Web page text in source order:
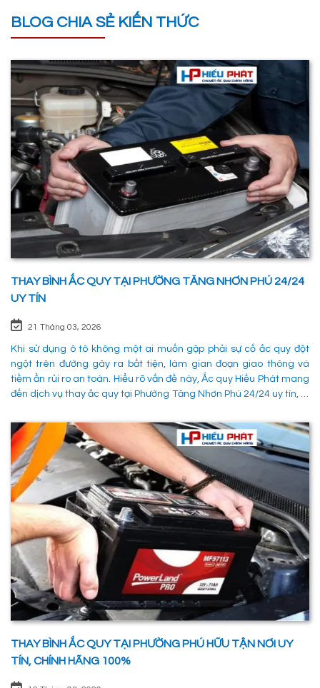
BLOG CHIA SẺ KIẾN THỨC
THAY BÌNH ẮC QUY TẠI PHƯỜNG TĂNG NHƠN PHÚ 24/24
UY TÍN
21 Tháng 03, 2026
Khi sử dụng ô tô không một ai muốn gặp phải sự cố ắc quy đột
ngột trên đường gây ra bất tiện, làm gian đoạn giao thông và
tiềm ẩn rủi ro an toàn. Hiểu rõ vấn đề này, Ắc quy Hiếu Phát mang
đến dịch vụ thay ắc quy tại Phường Tăng Nhơn Phú 24/24 uy tín, là
bảo an toàn cho các phường tiện và tiết kiệm thời gian cho người
sử dụng. 1. Các phương pháp khắc phục sự cố khi ắc quy hỏng tại
Phường Tăng Nhơn Phú Quận 9 Khi xe không thể khởi động do vấn
đề về điện, có rất nhiều ng
THAY BÌNH ẮC QUY TẠI PHƯỜNG PHÚ HỮU TẬN NƠI UY
TÍN, CHÍNH HÃNG 100%